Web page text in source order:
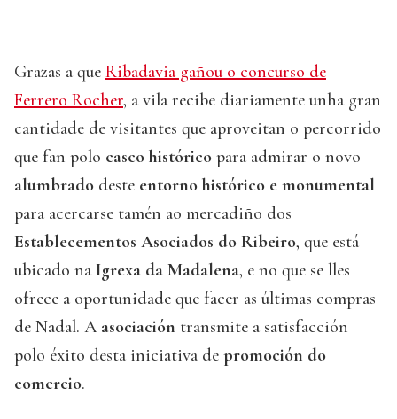
Grazas a que Ribadavia gañou o concurso de
Ferrero Rocher, a vila recibe diariamente unha gran
cantidade de visitantes que aproveitan o percorrido
que fan polo casco histórico para admirar o novo
alumbrado deste entorno histórico e monumental
para acercarse tamén ao mercadiño dos
Establecementos Asociados do Ribeiro, que está
ubicado na Igrexa da Madalena, e no que se lles
ofrece a oportunidade que facer as últimas compras
de Nadal. A asociación transmite a satisfacción
polo éxito desta iniciativa de promoción do
comercio.